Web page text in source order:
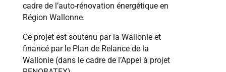
cadre de l’auto-rénovation énergétique en
Région Wallonne.
Ce projet est soutenu par la Wallonie et
financé par le Plan de Relance de la
Wallonie (dans le cadre de l’Appel à projet